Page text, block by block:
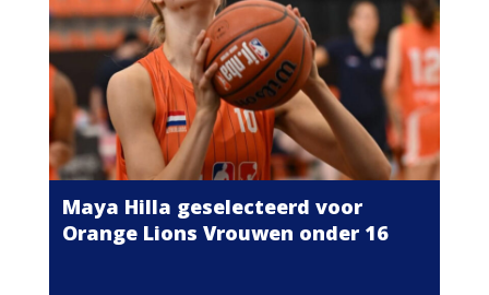
Maya Hilla geselecteerd voor
Orange Lions Vrouwen onder 16